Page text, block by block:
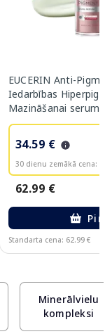
EUCERIN Anti-
Iedarbības
Mazināšanai
34.59 €
30 dienu zemākā cena:
62.99 €
Standarta cena: 62.99 €
Minerālvielu
kompleksi